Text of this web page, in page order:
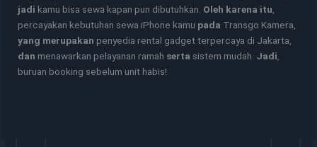
jadi kamu bisa sewa kapan pun dibutuhkan. Oleh karena itu
percayakan kebutuhan sewa iPhone kamu pada Transgo Kamera,
yang merupakan penyedia rental gadget terpercaya di Jakarta,
dan menawarkan pelayanan ramah serta sistem mudah. Jadi
buruan booking sebelum unit habis!